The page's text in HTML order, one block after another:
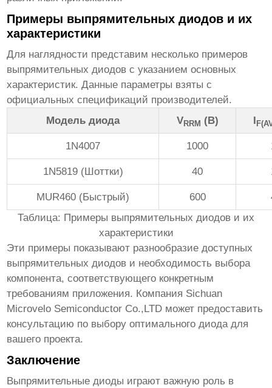
Примеры выпрямительных диодов и их
характеристики
Для наглядности представим несколько примеров
выпрямительных диодов с указанием основных
характеристик. Данные параметры взяты с
официальных спецификаций производителей.
Модель диода
VRRM (В)
1N4007 1000
1N5819 (Шоттки) 40
MUR460 (Быстрый) 600
Таблица: Примеры выпрямительных диодов и их
характеристики
Эти примеры показывают разнообразие доступных
выпрямительных диодов и необходимость выбора
компонента, соответствующего конкретным
требованиям приложения. Компания Sichuan
Microvelo Semiconductor Co.,LTD может предоставить
консультацию по выбору оптимального диода для
вашего проекта.
Заключение
Выпрямительные диоды играют важную роль в